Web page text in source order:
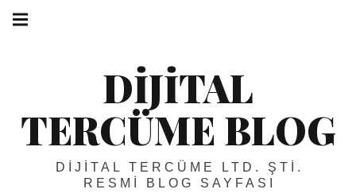
Skip
DIJITAL
TERCÜME BLOG
DIJITAL TERCÜME LTD. ŞTI.
RESMI BLOG SAYFASI
navigation